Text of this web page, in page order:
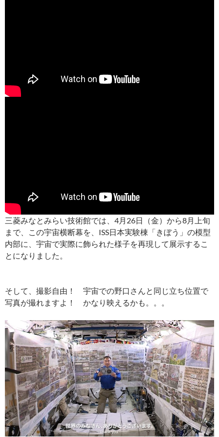
三菱みなとみらい技術館では、4月26日（金）から8月上旬
まで、この宇宙横断幕を、ISS日本実験棟「きぼう」の模型
内部に、宇宙で実際に飾られた様子を再現して展示するこ
とになりました。
そして、撮影自由！ 宇宙での野口さんと同じ立ち位置で
写真が撮れますよ！ かなり映えるかも。。。